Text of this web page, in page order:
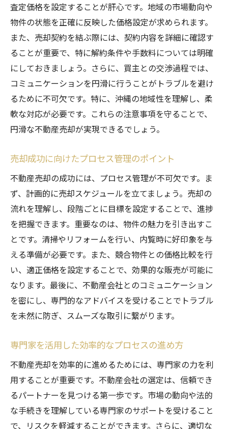
査定価格を設定することが肝心です。地域の市場動向や
物件の状態を正確に反映した価格設定が求められます。
また、売却契約を結ぶ際には、契約内容を詳細に確認す
ることが重要で、特に解約条件や手数料については明確
にしておきましょう。さらに、買主との交渉過程では、
コミュニケーションを円滑に行うことがトラブルを避け
るために不可欠です。特に、沖縄の地域性を理解し、柔
軟な対応が必要です。これらの注意事項を守ることで、
円滑な不動産売却が実現できるでしょう。
売却成功に向けたプロセス管理のポイント
不動産売却の成功には、プロセス管理が不可欠です。ま
ず、計画的に売却スケジュールを立てましょう。売却の
流れを理解し、段階ごとに目標を設定することで、進捗
を把握できます。重要なのは、物件の魅力を引き出すこ
とです。清掃やリフォームを行い、内覧時に好印象を与
える準備が必要です。また、競合物件との価格比較を行
い、適正価格を設定することで、効果的な販売が可能に
なります。最後に、不動産会社とのコミュニケーション
を密にし、専門的なアドバイスを受けることでトラブル
を未然に防ぎ、スムーズな取引に繋がります。
専門家を活用した効率的なプロセスの進め方
不動産売却を効率的に進めるためには、専門家の力を利
用することが重要です。不動産会社の選定は、信頼でき
るパートナーを見つける第一歩です。市場の動向や法的
な手続きを理解している専門家のサポートを受けること
で、リスクを軽減することができます。さらに、適切な